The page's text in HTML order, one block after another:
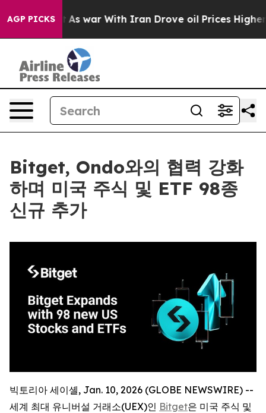
AGP PICKS
Didn’t As war With Iran Drove oil Prices Higher,
Bitget, Ondo와의 협력 강화
하며 미국 주식 및 ETF 98종
신규 추가
빅토리아 세이셸, Jan. 10, 2026 (GLOBE NEWSWIRE) --
세계 최대 유니버설 거래소(UEX)인 Bitget은 미국 주식 및